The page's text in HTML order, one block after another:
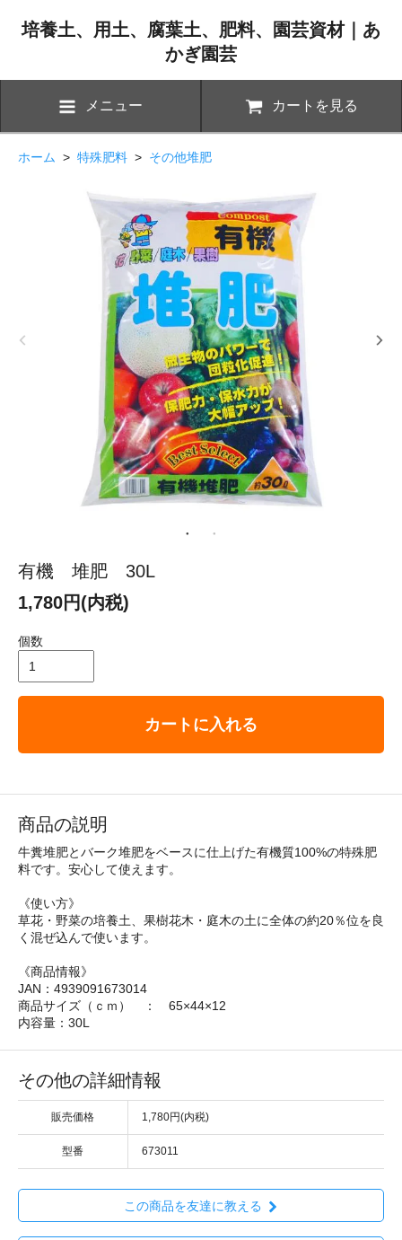
培養土、用土、腐葉土、肥料、園芸資材｜あ
かぎ園芸
メニュー カートを見る
ホーム > 特殊肥料 > その他堆肥
有機 堆肥 30L
1,780円(内税)
個数
カートに入れる
商品の説明
牛糞堆肥とバーク堆肥をベースに仕上げた有機質100%の特殊肥
料です。安心して使えます。
《使い方》
草花・野菜の培養土、果樹花木・庭木の土に全体の約20％位を良
く混ぜ込んで使います。
《商品情報》
JAN：4939091673014
商品サイズ（ｃｍ） ： 65×44×12
内容量：30L
その他の詳細情報
販売価格 1,780円(内税)
型番 673011
この商品を友達に教える